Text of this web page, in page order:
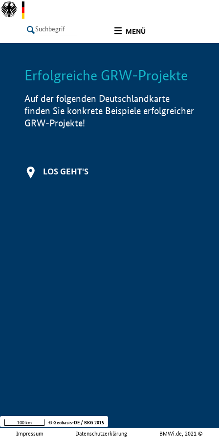
MENÜ
LISTE Info
Erfolgreiche GRW-Projekte
Auf der folgenden Deutschlandkarte
finden Sie konkrete Beispiele erfolgreicher
GRW-Projekte!
LOS GEHT'S
Impressum Datenschutzerklärung BMWi.de, 2021 ©
100 km © Geobasis-DE / BKG 2015